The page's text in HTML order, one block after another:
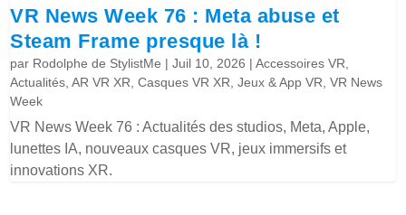
VR News Week 76 : Meta abuse et
Steam Frame presque là !
par Rodolphe de StylistMe |Juil 10, 2026 |Accessoires VR,
Actualités,AR VR XR,Casques VR XR,Jeux & App VR,VR News
Week
VR News Week 76 : Actualités des studios, Meta, Apple,
lunettes IA, nouveaux casques VR, jeux immersifs et
innovations XR.